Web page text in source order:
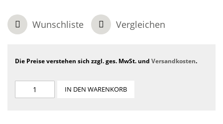
Wunschliste
Vergleichen
Die Preise verstehen sich zzgl. ges. MwSt. und Versandkosten.
IN DEN WARENKORB